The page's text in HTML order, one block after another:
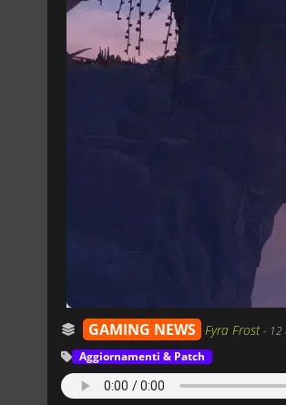
GAMING NEWS Fyra Frost-
Aggiornamenti & Patch